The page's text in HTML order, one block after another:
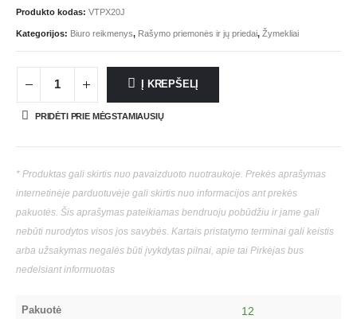
Produkto kodas: VTPX20J
Kategorijos: Biuro reikmenys, Rašymo priemonės ir jų priedai, Žymekliai
Į KREPŠELĮ
PRIDĖTI PRIE MĖGSTAMIAUSIŲ
* Produktas gali skirtis nuo pavaizduoto nuotraukoje. Prekės aprašymas
internetinėje parduotuvėje gali skirtis nuo informacijos ant prekės
pakuotės. Šis aprašymas pateikiamas bendruoju pobūdžiu ir jame gali
nebūti nurodytos visos jos savybės. Kartais pristatymo terminai gali keistis
arba užsakymas negalės būti įvykdytas pilnai, apie tai Pirkėjas bus
nedelsiant informuotas
Pakuotė 12